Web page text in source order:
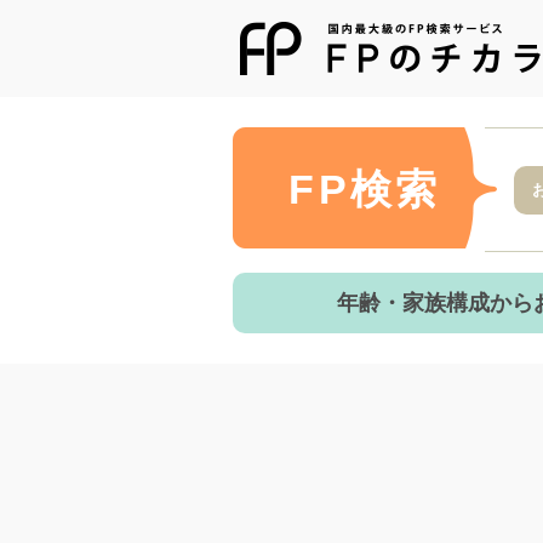
FP検索
年齢・家族構成から